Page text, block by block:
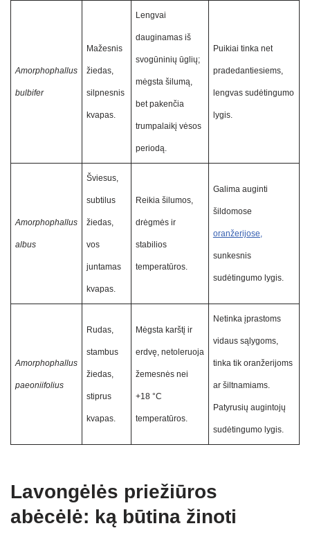
Amorphophallus
bulbifer
Mažesnis
žiedas,
silpnesnis
kvapas.
Lengvai
dauginamas iš
svogūninių ūglių;
mėgsta šilumą,
bet pakenčia
trumpalaikį vėsos
periodą.
Puikiai tinka net
pradedantiesiems,
lengvas sudėtingumo
lygis.
Amorphophallus
albus
Šviesus,
subtilus
žiedas,
vos
juntamas
kvapas.
Reikia šilumos,
drėgmės ir
stabilios
temperatūros.
Galima auginti
šildomose
oranžerijose,
sunkesnis
sudėtingumo lygis.
Amorphophallus
paeoniifolius
Rudas,
stambus
žiedas,
stiprus
kvapas.
Mėgsta karštį ir
erdvę, netoleruoja
žemesnės nei
+18 °C
temperatūros.
Netinka įprastoms
vidaus sąlygoms,
tinka tik oranžerijoms
ar šiltnamiams.
Patyrusių augintojų
sudėtingumo lygis.
Lavongėlės priežiūros
abėcėlė: ką būtina žinoti